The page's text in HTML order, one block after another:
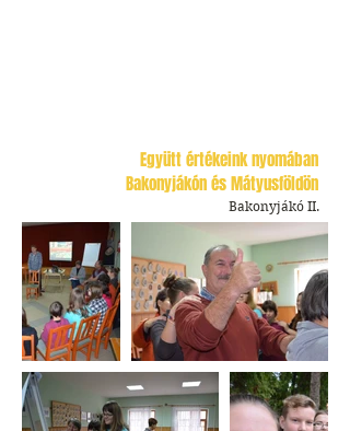
Együtt értékeink nyomában
Bakonyjákón és Mátyusföldön
Bakonyjákó II.